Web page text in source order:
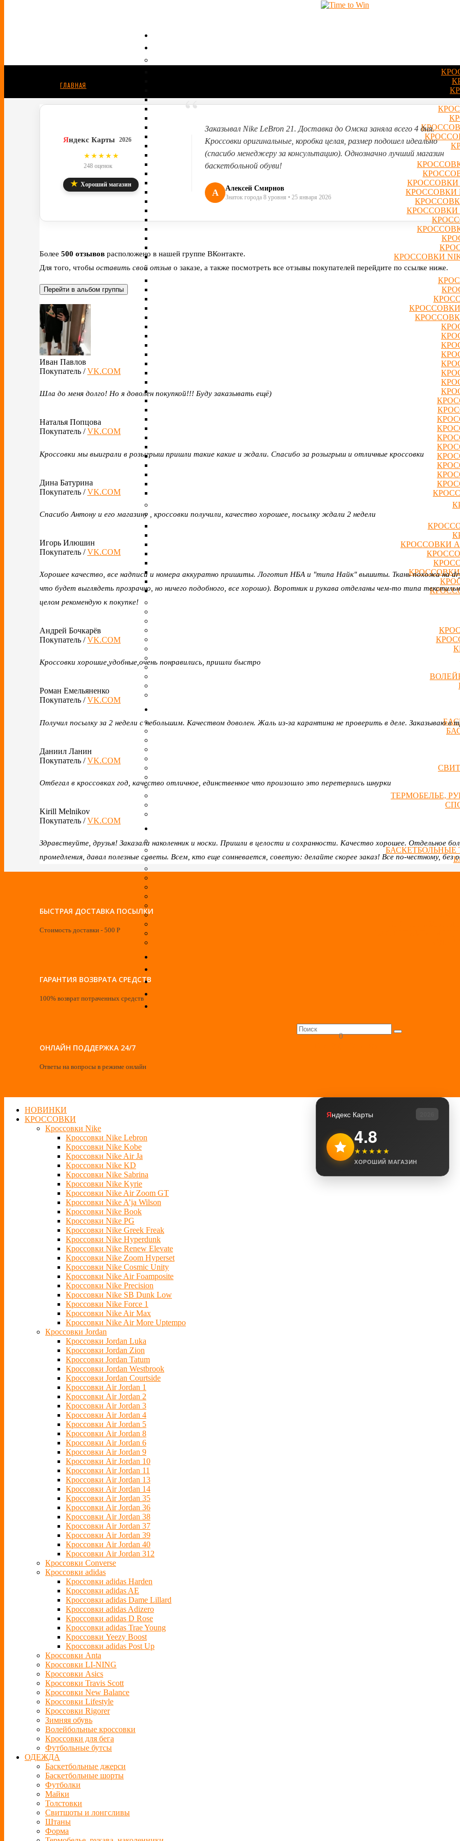
КРОССОВКИ
КРОССОВКИ
КРОССОВКИ
КРОССОВКИ
КРОССОВКИ
КРОССОВКИ
КРОССОВКИ
ТЕРМОБЕЛЬЕ,
БАСКЕТБОЛЬНЫЕ
0
ГЛАВНАЯ
Яндекс Карты 2026
★★★★★
248 оценок
★ Хороший магазин
“
Заказывал Nike LeBron 21. Доставка до Омска заняла всего 4 дня.
Кроссовки оригинальные, коробка целая, размер подошел идеально
(спасибо менеджеру за консультацию). Однозначно лучший магазин
баскетбольной обуви!
А Алексей Смирнов
Знаток города 8 уровня • 25 января 2026
Более 500 отзывов расположено в нашей группе ВКонтакте.
Для того, чтобы оставить свой отзыв о заказе, а также посмотреть все отзывы покупателей перейдите по ссылке ниже.
Перейти в альбом группы
Иван Павлов
Покупатель /VK.COM
Шла до меня долго! Но я доволен покупкой!!! Буду заказывать ещё)
Наталья Попцова
Покупатель /VK.COM
Кроссовки мы выиграли в розыгрыш пришли такие какие и ждали. Спасибо за розыгрыш и отличные кроссовки
Дина Батурина
Покупатель /VK.COM
Спасибо Антону и его магазину , кроссовки получили, качество хорошее, посылку ждали 2 недели
Игорь Илюшин
Покупатель /VK.COM
Хорошее качество, все надписи и номера аккуратно пришиты. Логотип НБА и "типа Найк" вышиты. Ткань похожа на
что будет выглядеть прозрачно, но ничего подобного, все хорошо). Воротник и рукава отделаны чем-то типа
целом рекомендую к покупке!
Андрей Бочкарёв
Покупатель /VK.COM
Кроссовки хорошие,удобные,очень понравились, пришли быстро
Роман Емельяненко
Покупатель /VK.COM
Получил посылку за 2 недели с небольшим. Качеством доволен. Жаль из-за карантина не проверить в деле. Заказываю в
Даниил Ланин
Покупатель /VK.COM
Отбегал в кроссовках год, качество отличное, единственное что произошло это перетерлись шнурки
Kirill Melnikov
Покупатель /VK.COM
Здравствуйте, друзья! Заказала наколенник и носки. Пришли в целости и сохранности. Качество хорошее. Отдельное
промедления, давал полезные советы. Всем, кто еще сомневается, советую: делайте скорее заказ! Все по-честному,
БЫСТРАЯ ДОСТАВКА ПОСЫЛКИ
Стоимость доставки - 500 Р
ГАРАНТИЯ ВОЗВРАТА СРЕДСТВ
100% возврат потраченных средств
ОНЛАЙН ПОДДЕРЖКА 24/7
Ответы на вопросы в режиме онлайн
Яндекс Карты
4.8
★★★★★
ХОРОШИЙ МАГАЗИН
НОВИНКИ
КРОССОВКИ
Кроссовки Nike
Кроссовки Nike Lebron
Кроссовки Nike Kobe
Кроссовки Nike Air Ja
Кроссовки Nike KD
Кроссовки Nike Sabrina
Кроссовки Nike Kyrie
Кроссовки Nike Air Zoom GT
Кроссовки Nike A’ja Wilson
Кроссовки Nike Book
Кроссовки Nike PG
Кроссовки Nike Greek Freak
Кроссовки Nike Hyperdunk
Кроссовки Nike Renew Elevate
Кроссовки Nike Zoom Hyperset
Кроссовки Nike Cosmic Unity
Кроссовки Nike Air Foamposite
Кроссовки Nike Precision
Кроссовки Nike SB Dunk Low
Кроссовки Nike Force 1
Кроссовки Nike Air Max
Кроссовки Nike Air More Uptempo
Кроссовки Jordan
Кроссовки Jordan Luka
Кроссовки Jordan Zion
Кроссовки Jordan Tatum
Кроссовки Jordan Westbrook
Кроссовки Jordan Courtside
Кроссовки Air Jordan 1
Кроссовки Air Jordan 2
Кроссовки Air Jordan 3
Кроссовки Air Jordan 4
Кроссовки Air Jordan 5
Кроссовки Air Jordan 8
Кроссовки Air Jordan 6
Кроссовки Air Jordan 9
Кроссовки Air Jordan 10
Кроссовки Air Jordan 11
Кроссовки Air Jordan 13
Кроссовки Air Jordan 14
Кроссовки Air Jordan 35
Кроссовки Air Jordan 36
Кроссовки Air Jordan 38
Кроссовки Air Jordan 37
Кроссовки Air Jordan 39
Кроссовки Air Jordan 40
Кроссовки Air Jordan 312
Кроссовки Converse
Кроссовки adidas
Кроссовки adidas Harden
Кроссовки adidas AE
Кроссовки adidas Dame Lillard
Кроссовки adidas Adizero
Кроссовки adidas D Rose
Кроссовки adidas Trae Young
Кроссовки Yeezy Boost
Кроссовки adidas Post Up
Кроссовки Anta
Кроссовки LI-NING
Кроссовки Asics
Кроссовки Travis Scott
Кроссовки New Balance
Кроссовки Lifestyle
Кроссовки Rigorer
Зимняя обувь
Волейбольные кроссовки
Кроссовки для бега
Футбольные бутсы
ОДЕЖДА
Баскетбольные джерси
Баскетбольные шорты
Футболки
Майки
Толстовки
Свитшоты и лонгсливы
Штаны
Форма